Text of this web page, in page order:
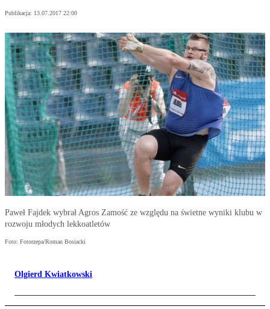
Publikacja: 13.07.2017 22:00
Paweł Fajdek wybrał Agros Zamość ze względu na świetne wyniki klubu w
rozwoju młodych lekkoatletów
Foto: Fotorzepa/Roman Bosiacki
Olgierd Kwiatkowski